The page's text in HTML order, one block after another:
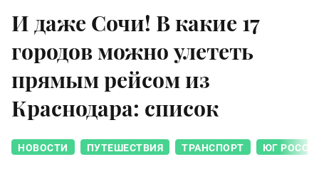
И даже Сочи! В какие 17
городов можно улететь
прямым рейсом из
Краснодара: список
НОВОСТИ ПУТЕШЕСТВИЯ ТРАНСПОРТ ЮГ